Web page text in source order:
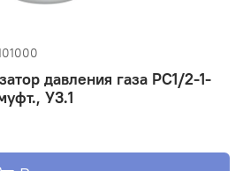
давления газа РС1/2-1-
У3.1